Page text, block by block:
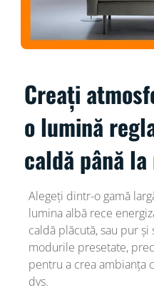
Creați
o lumină
caldă până
Alegeți dintr-o gamă
lumina albă rece
caldă plăcută, sau pur
modurile presetate,
pentru a crea ambianța
dvs.